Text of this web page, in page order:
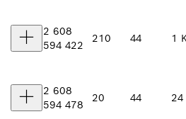
2 608
594 422
210 44 1
2 608
594 478
20 44 24